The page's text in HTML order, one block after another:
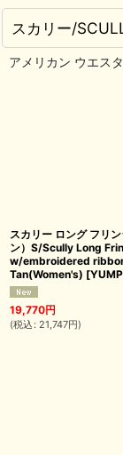
スカリー/
アメリカン ウエス
スカリー ロング フリ
ン）S/Scully Long
w/embroidered
Tan(Women's) [
19,770円
(税込 : 21,747円)